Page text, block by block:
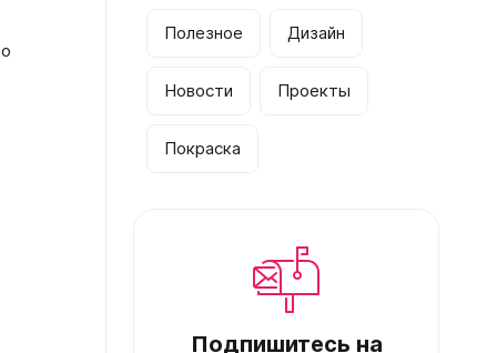
Полезное Дизайн
Новости Проекты
Покраска
Подпишитесь на